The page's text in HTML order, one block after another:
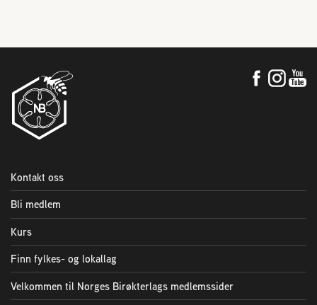
Kontakt oss
Bli medlem
Kurs
Finn fylkes- og lokallag
Velkommen til Norges Birøkterlags medlemssider